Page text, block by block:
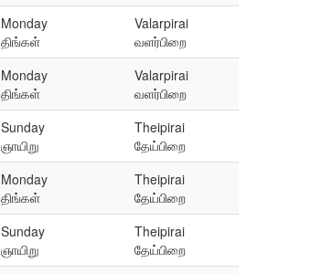
Monday
திங்கள்
Valarpirai
வளர்பிறை
Monday
திங்கள்
Valarpirai
வளர்பிறை
Sunday
ஞாயிறு
Theipirai
தேய்பிறை
Monday
திங்கள்
Theipirai
தேய்பிறை
Sunday
ஞாயிறு
Theipirai
தேய்பிறை